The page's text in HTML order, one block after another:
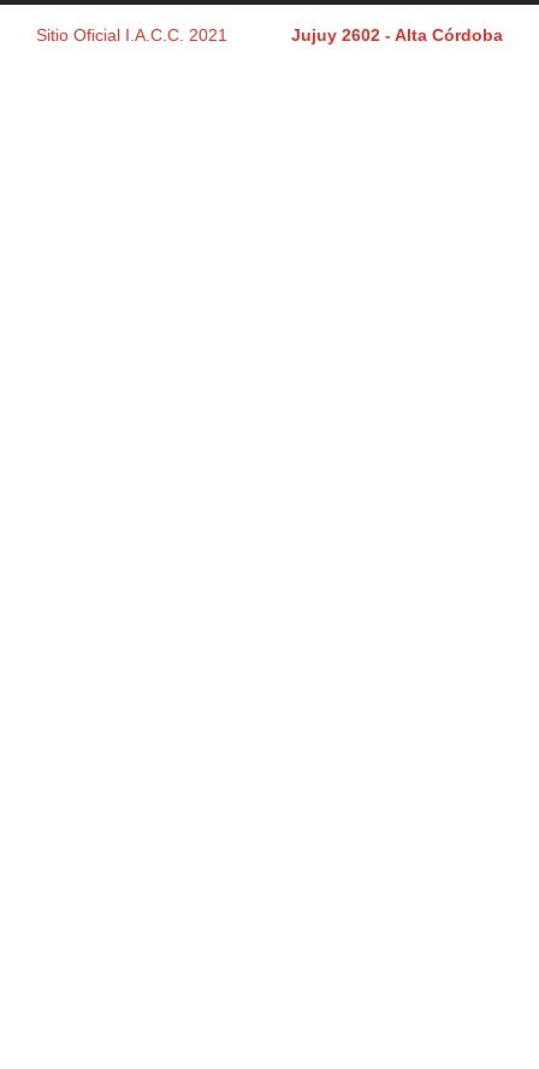
Sitio Oficial I.A.C.C. 2021 Jujuy 2602 - Alta Córdoba